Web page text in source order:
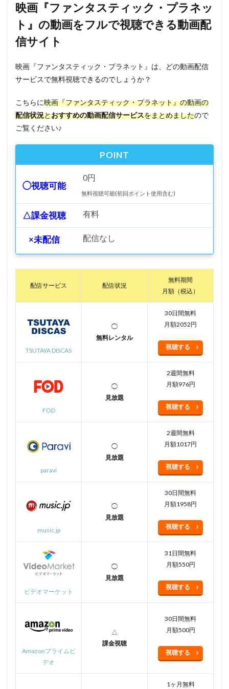
映画『ファンタスティック・プラネッ
ト』の動画をフルで視聴できる動画配
信サイト
映画『ファンタスティック・プラネット』は、どの動画配信
サービスで無料視聴できるのでしょうか？
こちらに映画『ファンタスティック・プラネット』の動画の
配信状況とおすすめの動画配信サービスをまとめましたので
ご覧ください♪
POINT
◯視聴可能
0円
無料視聴可能(初回ポイント使用含む)
△課金視聴 有料
×未配信 配信なし
配信サービス 配信状況
無料期間
月額（税込）
TSUTAYA DISCAS
◯
無料レンタル
30日間無料
月額2052円
視聴する
FOD
◯
見放題
2週間無料
月額976円
視聴する
paravi
◯
見放題
2週間無料
月額1017円
視聴する
music.jp
◯
見放題
30日間無料
月額1958円
視聴する
ビデオマーケット
◯
見放題
31日間無料
月額550円
視聴する
Amazonプライムビ
デオ
△
課金視聴
30日間無料
月額500円
視聴する
1ヶ月無料